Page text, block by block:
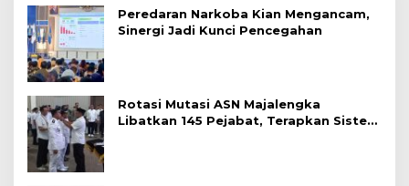
Peredaran Narkoba Kian Mengancam,
Sinergi Jadi Kunci Pencegahan
Rotasi Mutasi ASN Majalengka
Libatkan 145 Pejabat, Terapkan Sistem